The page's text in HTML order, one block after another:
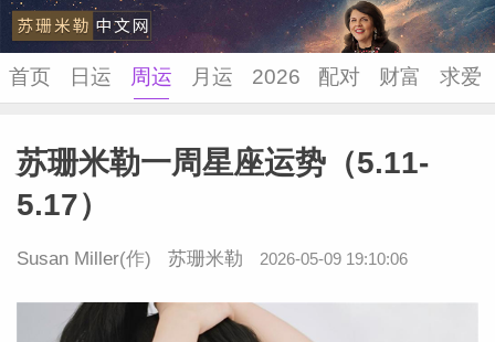
苏珊米
首页 日运 周运 月运 2026 配对 财富 求爱
苏珊米勒一周星座运势（5.11-
5.17）
Susan Miller(作) 苏珊米勒 2026-05-09 19:10:06